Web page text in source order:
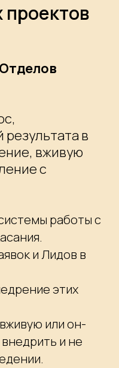
результата в
вживую
с
работы с
и Лидов в
этих
или он-
и не